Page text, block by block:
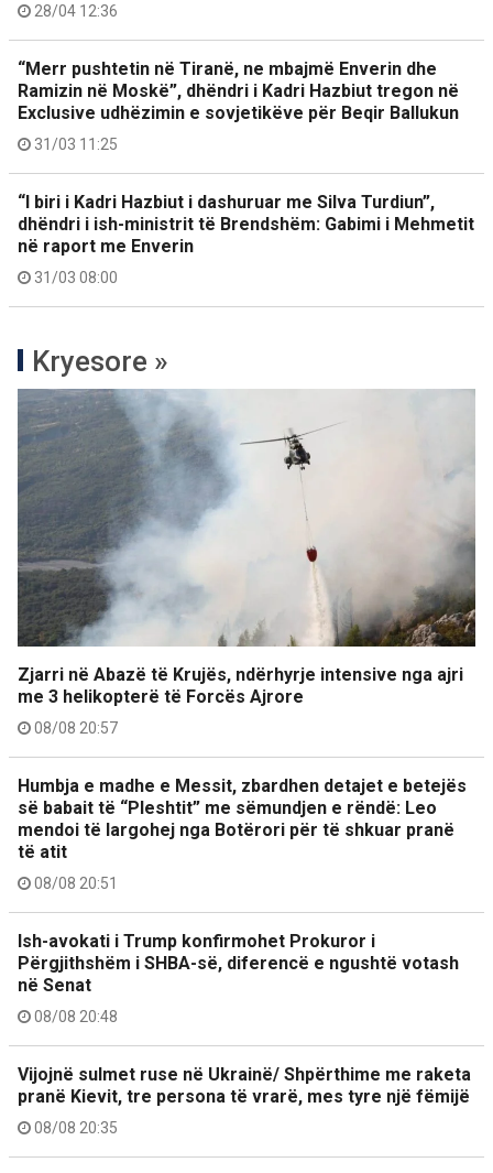
28/04 12:36
“Merr pushtetin në Tiranë, ne mbajmë Enverin dhe
Ramizin në Moskë”, dhëndri i Kadri Hazbiut tregon në
Exclusive udhëzimin e sovjetikëve për Beqir Ballukun
31/03 11:25
“I biri i Kadri Hazbiut i dashuruar me Silva Turdiun”,
dhëndri i ish-ministrit të Brendshëm: Gabimi i Mehmetit
në raport me Enverin
31/03 08:00
Kryesore »
Zjarri në Abazë të Krujës, ndërhyrje intensive nga ajri
me 3 helikopterë të Forcës Ajrore
08/08 20:57
Humbja e madhe e Messit, zbardhen detajet e betejës
së babait të “Pleshtit” me sëmundjen e rëndë: Leo
mendoi të largohej nga Botërori për të shkuar pranë
të atit
08/08 20:51
Ish-avokati i Trump konfirmohet Prokuror i
Përgjithshëm i SHBA-së, diferencë e ngushtë votash
në Senat
08/08 20:48
Vijojnë sulmet ruse në Ukrainë/ Shpërthime me raketa
pranë Kievit, tre persona të vrarë, mes tyre një fëmijë
08/08 20:35